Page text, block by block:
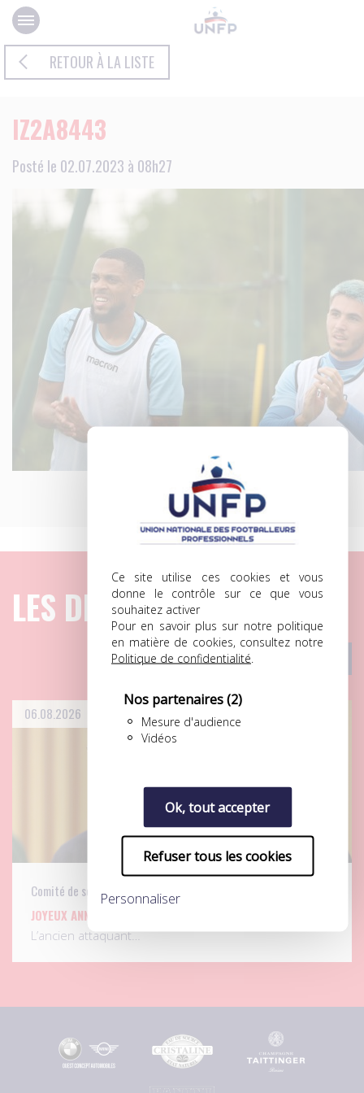
Panneau de gestion des cookies
Ce site utilise des cookies et vous
donne le contrôle sur ce que vous
souhaitez activer
Pour en savoir plus sur notre politique
en matière de cookies, consultez notre
Politique de confidentialité
Nos partenaires(2)
Mesure d'audience
Vidéos
Ok, tout accepter
Refuser tous les cookies
Personnaliser
RETOUR À LA LISTE
IZ2A8443
Posté le 02.07.2023 à 08h27
LES DERNIERS ARTICLES
06.08.2026
Comité de solidarité
JOYEUX ANNIVERSAIRE À BAFÉTIMBI GOMIS
L’ancien attaquant…